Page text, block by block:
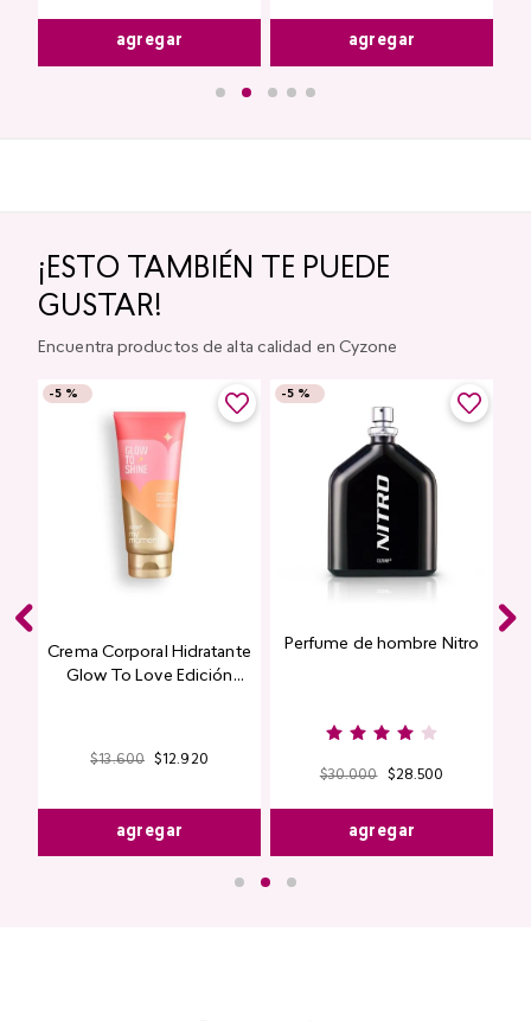
agregar agregar
¡ESTO TAMBIÉN TE PUEDE
GUSTAR!
Encuentra productos de alta calidad en Cyzone
-5 %
Crema Corporal Hidratante
Glow To Love Edición
$13.600 $12.920
agregar
-5 %
Perfume de hombre Nitro
$30.000 $28.500
agregar